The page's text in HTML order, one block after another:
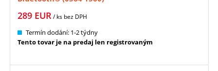
289 EUR / ks bez DPH
Termín dodání: 1-2 týdny
Tento tovar je na predaj len registrovaným